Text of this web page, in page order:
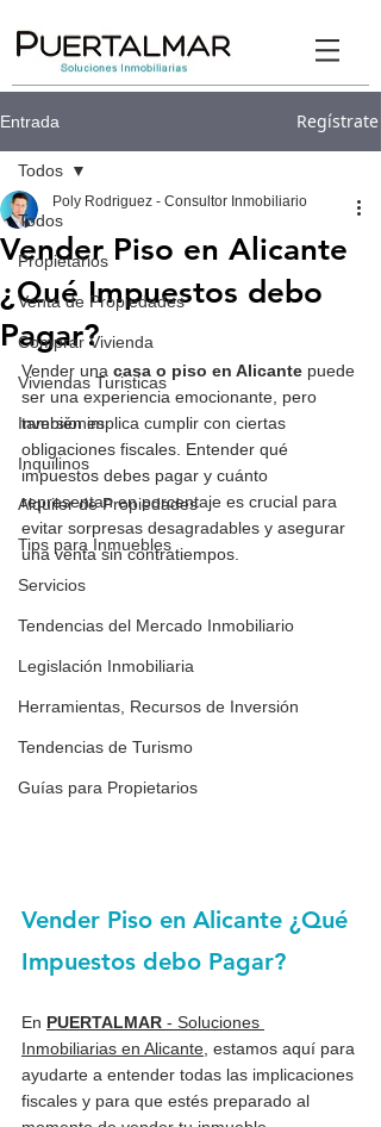
Entrada Regístrate
Todos
Propietarios
Venta de Propiedades
Comprar Vivienda
Viviendas Turisticas
Inversiones
Inquilinos
Alquiler de Propiedades
Tips para Inmuebles
Servicios
Tendencias del Mercado Inmobiliario
Legislación Inmobiliaria
Herramientas, Recursos de Inversión
Tendencias de Turismo
Guías para Propietarios
Todos
Vender Piso en Alicante
¿Qué Impuestos debo
Pagar?
Poly Rodriguez - Consultor Inmobiliario
Vender una casa o piso en Alicante puede
ser una experiencia emocionante, pero
también implica cumplir con ciertas
obligaciones fiscales. Entender qué
impuestos debes pagar y cuánto
representan en porcentaje es crucial para
evitar sorpresas desagradables y asegurar
una venta sin contratiempos.
Vender Piso en Alicante ¿Qué
Impuestos debo Pagar?
En PUERTALMAR - Soluciones
Inmobiliarias en Alicante , estamos aquí para
ayudarte a entender todas las implicaciones
fiscales y para que estés preparado al